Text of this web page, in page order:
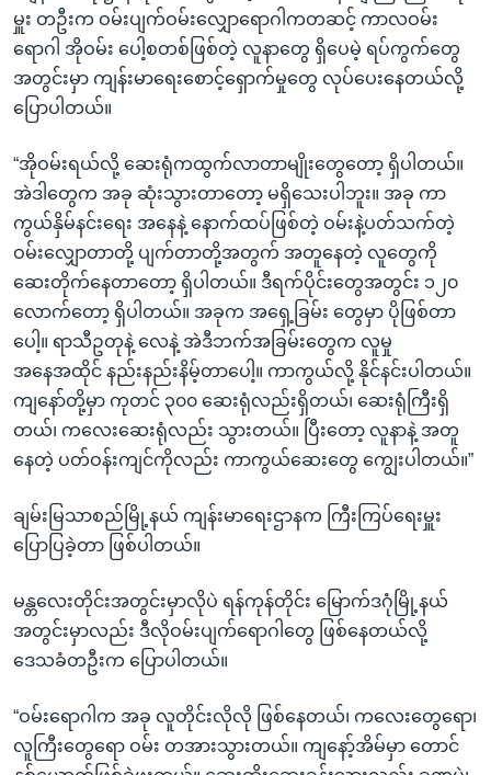
မှူး တဦးက ဝမ်းပျက်ဝမ်းလျှောရောဂါကတဆင့် ကာလဝမ်း
ရောဂါ အိုဝမ်း ပေါ့စတစ်ဖြစ်တဲ့ လူနာတွေ ရှိပေမဲ့ ရပ်ကွက်တွေ
အတွင်းမှာ ကျန်းမာရေးစောင့်ရှောက်မှုတွေ လုပ်ပေးနေတယ်လို့
ပြောပါတယ်။
“အိုဝမ်းရယ်လို့ ဆေးရုံကထွက်လာတာမျိုးတွေတော့ ရှိပါတယ်။
အဲဒါတွေက အခု ဆုံးသွားတာတော့ မရှိသေးပါဘူး။ အခု ကာ
ကွယ်နှိမ်နင်းရေး အနေနဲ့ နောက်ထပ်ဖြစ်တဲ့ ဝမ်းနဲ့ပတ်သက်တဲ့
ဝမ်းလျှောတာတို့ ပျက်တာတို့အတွက် အတူနေတဲ့ လူတွေကို
ဆေးတိုက်နေတာတော့ ရှိပါတယ်။ ဒီရက်ပိုင်းတွေအတွင်း ၁၂၀
လောက်တော့ ရှိပါတယ်။ အခုက အရှေ့ခြမ်း တွေမှာ ပိုဖြစ်တာ
ပေါ့။ ရာသီဥတုနဲ့ လေနဲ့ အဲဒီဘက်အခြမ်းတွေက လူမှု
အနေအထိုင် နည်းနည်းနိမ့်တာပေါ့။ ကာကွယ်လို့ နိုင်နင်းပါတယ်။
ကျနော်တို့မှာ ကုတင် ၃၀၀ ဆေးရုံလည်းရှိတယ်၊ ဆေးရုံကြီးရှိ
တယ်၊ ကလေးဆေးရုံလည်း သွားတယ်။ ပြီးတော့ လူနာနဲ့ အတူ
နေတဲ့ ပတ်ဝန်းကျင်ကိုလည်း ကာကွယ်ဆေးတွေ ကျွေးပါတယ်။”
ချမ်းမြသာစည်မြို့နယ် ကျန်းမာရေးဌာနက ကြီးကြပ်ရေးမှူး
ပြောပြခဲ့တာ ဖြစ်ပါတယ်။
မန္တလေးတိုင်းအတွင်းမှာလိုပဲ ရန်ကုန်တိုင်း မြောက်ဒဂုံမြို့နယ်
အတွင်းမှာလည်း ဒီလိုဝမ်းပျက်ရောဂါတွေ ဖြစ်နေတယ်လို့
ဒေသခံတဦးက ပြောပါတယ်။
“ဝမ်းရောဂါက အခု လူတိုင်းလိုလို ဖြစ်နေတယ်၊ ကလေးတွေရော၊
လူကြီးတွေရော ဝမ်း တအားသွားတယ်။ ကျနော့်အိမ်မှာ တောင်